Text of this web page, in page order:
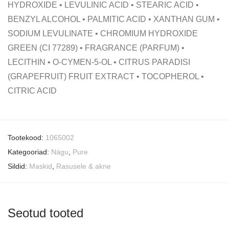
HYDROXIDE • LEVULINIC ACID • STEARIC ACID •
BENZYL ALCOHOL • PALMITIC ACID • XANTHAN GUM •
SODIUM LEVULINATE • CHROMIUM HYDROXIDE
GREEN (CI 77289) • FRAGRANCE (PARFUM) •
LECITHIN • O-CYMEN-5-OL • CITRUS PARADISI
(GRAPEFRUIT) FRUIT EXTRACT • TOCOPHEROL •
CITRIC ACID
Tootekood: 1065002
Kategooriad: Nägu
Pure
Sildid: Maskid Rasusele & akne
Seotud tooted